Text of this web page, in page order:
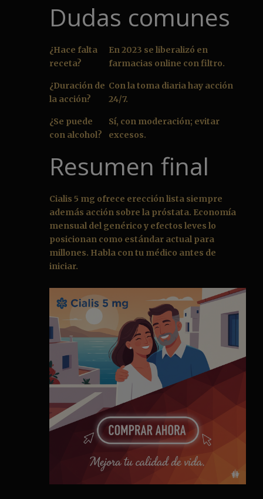
Dudas comunes
¿Hace falta
receta?
En 2023 se liberalizó en
farmacias online con filtro.
¿Duración de
la acción?
Con la toma diaria hay acción
24/7.
¿Se puede
con alcohol?
Sí, con moderación; evitar
excesos.
Resumen final
Cialis 5 mg ofrece erección lista siempre
además acción sobre la próstata. Economía
mensual del genérico y efectos leves lo
posicionan como estándar actual para
millones. Habla con tu médico antes de
iniciar.